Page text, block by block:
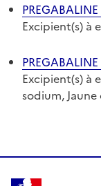
Excipient(s) à
Excipient(s) à
sodium, Jaune